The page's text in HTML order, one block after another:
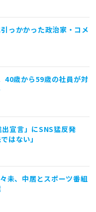
っかかった政治家・コメ
40歳から59歳の社員が対
宣言」にSNS猛反発
はない」
未、中居とスポーツ番組